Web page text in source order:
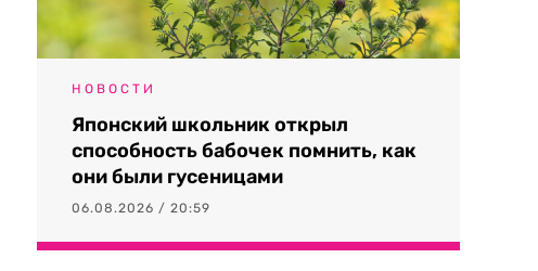
НОВОСТИ
Японский школьник открыл
способность бабочек помнить, как
они были гусеницами
06.08.2026 / 20:59